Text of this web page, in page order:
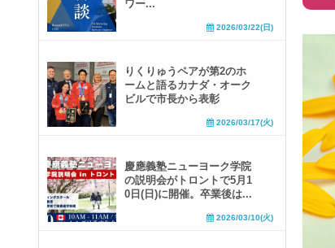
ワー...
2026/03/22(日)
りくりゅうペアが第2のホ
ームと語るカナダ・オーク
ビルで市長から表彰
2026/03/17(火)
慶應義塾ニューヨーク学院
の説明会がトロントで5月1
0日(日)に開催。卒業後は...
2026/03/10(火)